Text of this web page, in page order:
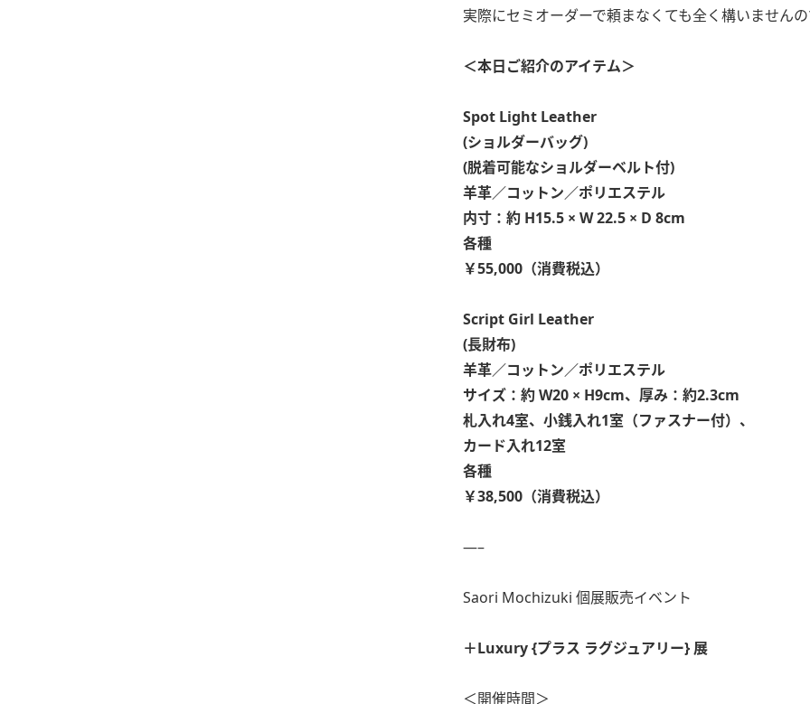
実際にセミオーダーで頼まなくても全く構いません
＜本日ご紹介のアイテム＞
Spot Light Leather
(ショルダーバッグ)
(脱着可能なショルダーベルト付)
羊革／コットン／ポリエステル
内寸：約 H15.5 × W 22.5 × D 8cm
各種
￥55,000（消費税込）
Script Girl Leather
(長財布)
羊革／コットン／ポリエステル
サイズ：約 W20 × H9cm、厚み：約2.3cm
札入れ4室、小銭入れ1室（ファスナー付）、
カード入れ12室
各種
￥38,500（消費税込）
—–
Saori Mochizuki 個展販売イベント
＋Luxury {プラス ラグジュアリー} 展
＜開催時間＞